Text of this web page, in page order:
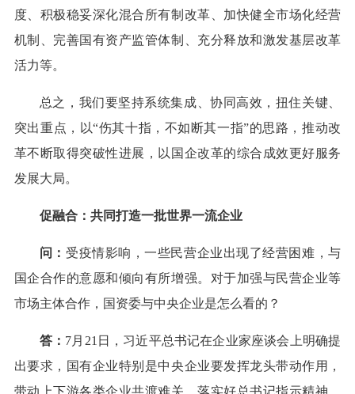
度、积极稳妥深化混合所有制改革、加快健全市场化经营
机制、完善国有资产监管体制、充分释放和激发基层改革
活力等。
总之，我们要坚持系统集成、协同高效，扭住关键、
突出重点，以“伤其十指，不如断其一指”的思路，推动改
革不断取得突破性进展，以国企改革的综合成效更好服务
发展大局。
促融合：共同打造一批世界一流企业
问： 受疫情影响，一些民营企业出现了经营困难，与
国企合作的意愿和倾向有所增强。对于加强与民营企业等
市场主体合作，国资委与中央企业是怎么看的？
答： 7月21日，习近平总书记在企业家座谈会上明确提
出要求，国有企业特别是中央企业要发挥龙头带动作用，